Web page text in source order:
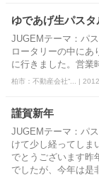
ゆであげ生パス
JUGEMテーマ：パ
ロータリーの中にあ
に行きました。営業
柏市：不動産会社“... |
謹賀新年
JUGEMテーマ：パ
けて少し経ってしま
でとうございます昨
でしたが、今年は是